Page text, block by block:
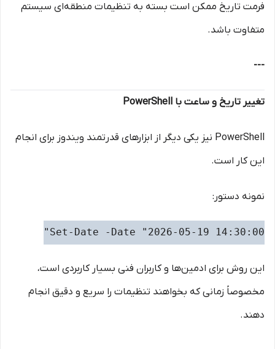
فرمت تاریخ ممکن است بسته به تنظیمات منطقه‌ای سیستم
متفاوت باشد.
---
تغییر تاریخ و ساعت با PowerShell
PowerShell نیز یکی دیگر از ابزارهای قدرتمند ویندوز برای انجام
این کار است.
نمونه دستور:
Set-Date -Date "2026-05-19 14:30:00"
این روش برای ادمین‌ها و کاربران فنی بسیار کاربردی است،
مخصوصاً زمانی که بخواهند تنظیمات را سریع و دقیق انجام
دهند.